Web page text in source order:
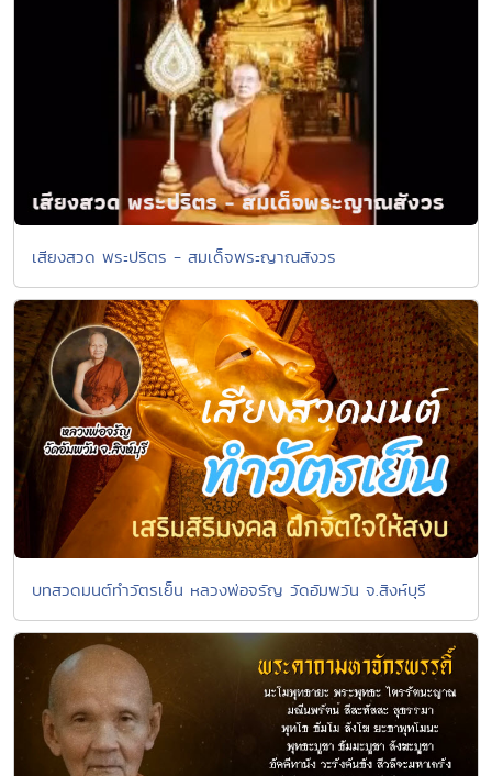
เสียงสวด พระปริตร - สมเด็จพระญาณสังวร
บทสวดมนต์ทำวัตรเย็น หลวงพ่อจรัญ วัดอัมพวัน จ.สิงห์บุรี